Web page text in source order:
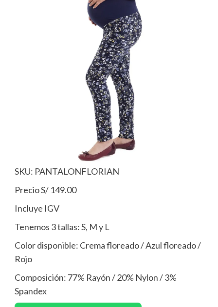
SKU: PANTALONFLORIAN
Precio S/ 149.00
Incluye IGV
Tenemos 3 tallas: S, M y L
Color disponible: Crema floreado / Azul floreado /
Rojo
Composición: 77% Rayón / 20% Nylon / 3%
Spandex